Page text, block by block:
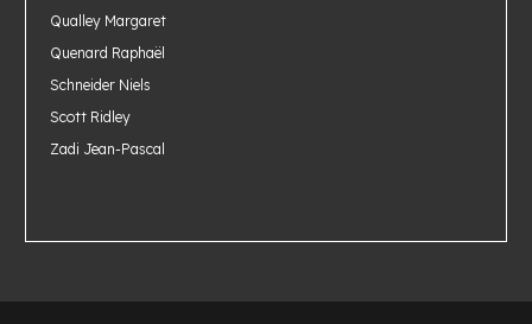
Qualley Margaret
Quenard Raphaël
Schneider Niels
Scott Ridley
Zadi Jean-Pascal